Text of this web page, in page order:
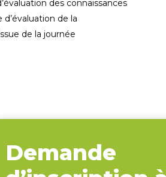
des connaissances
d’évaluation de la
de la journée
Demande